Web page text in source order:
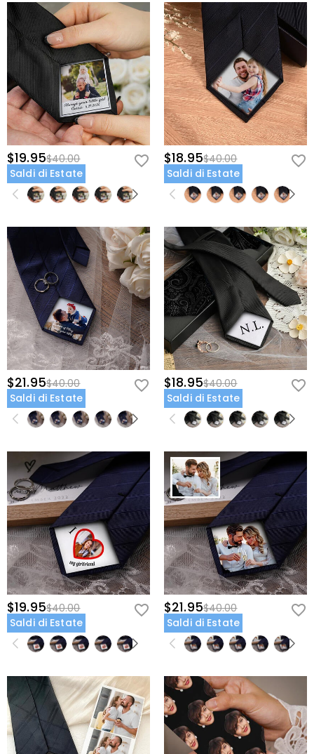
$19.95$40.00
Saldi di Estate
$18.95$40.00
Saldi di Estate
$21.95$40.00
Saldi di Estate
$18.95$40.00
Saldi di Estate
$19.95$40.00
Saldi di Estate
$21.95$40.00
Saldi di Estate